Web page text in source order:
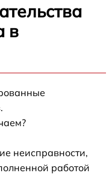
в
неисправности,
работой